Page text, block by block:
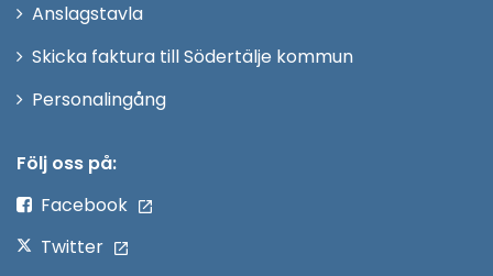
fönster
Anslagstavla
Skicka faktura till Södertälje kommun
PersonalingångÖppna
Följ oss på:
Facebook
Twitter